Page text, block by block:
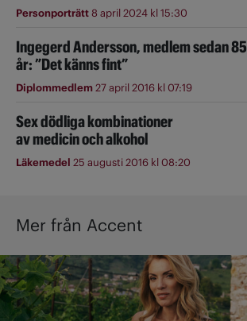
Personporträtt8 april 2024 kl 15:30
Ingegerd Andersson, medlem sedan 85
år: ”Det känns fint”
Diplommedlem27 april 2016 kl 07:19
Sex dödliga kombinationer
av medicin och alkohol
Läkemedel 25 augusti 2016 kl 08:20
Mer från Accent